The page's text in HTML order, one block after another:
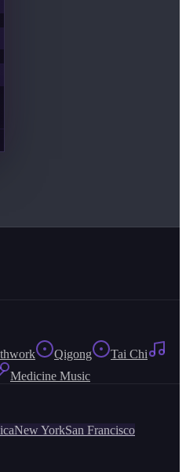
Qigong
Tai Chi
Medicine Music
New YorkSan Francisco